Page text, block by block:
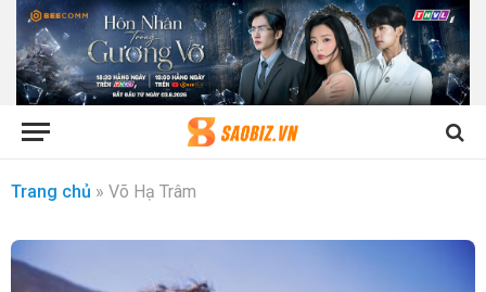
Trang chủ » Võ Hạ Trâm